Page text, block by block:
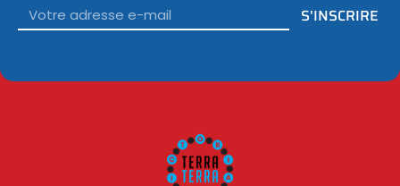
S'INSCRIRE